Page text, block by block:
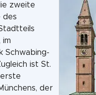
zweite
des
im
Schwabing-
ist St.
der